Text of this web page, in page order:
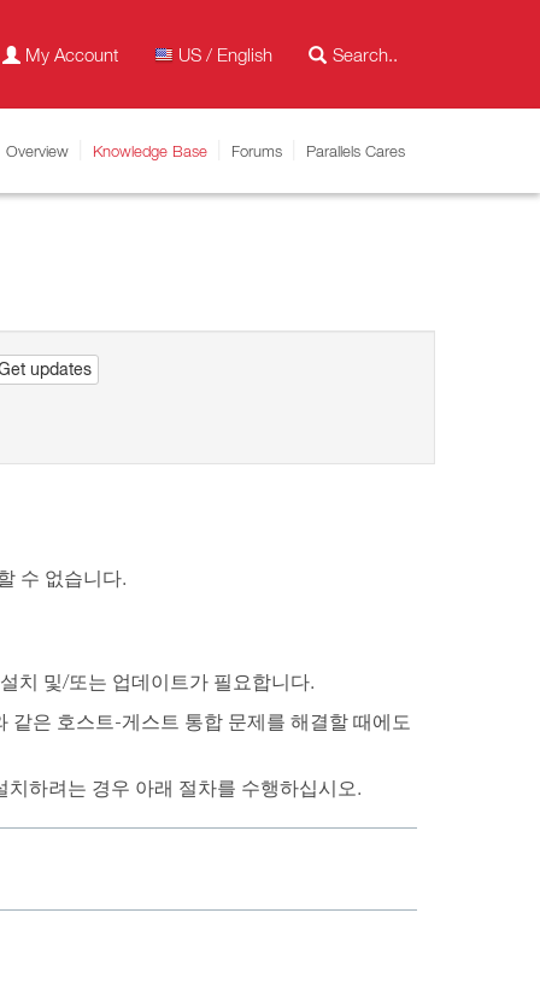
My Account US / English
Overview Knowledge Base Forums Parallels Cares
updates
수 없습니다.
치 및/또는 업데이트가 필요합니다.
같은 호스트-게스트 통합 문제를 해결할 때에도
치하려는 경우 아래 절차를 수행하십시오.